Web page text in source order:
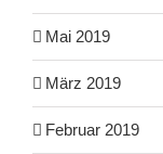
Mai 2019
März 2019
Februar 2019